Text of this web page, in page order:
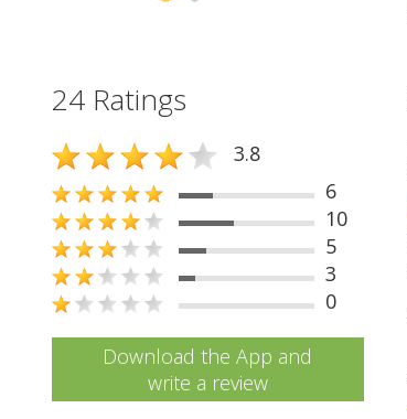
24 Ratings
3.8
6
10
5
3
0
Download the App and
write a review